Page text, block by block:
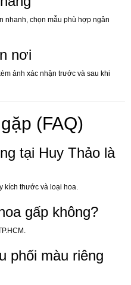
nhanh, chọn mẫu phù hợp ngân
nơi
ảnh xác nhận trước và sau khi
(FAQ)
tại Huy Thảo là
kích thước và loại hoa.
gấp không?
phối màu riêng